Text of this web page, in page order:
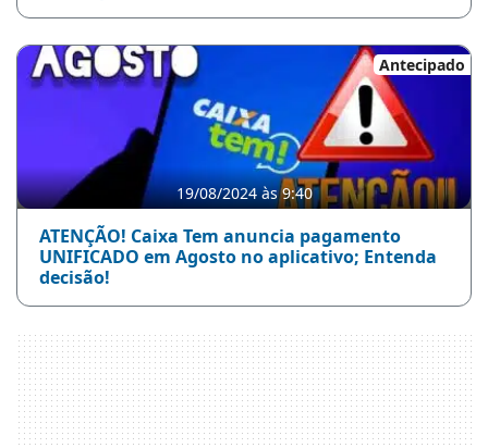
Antecipado
19/08/2024 às 9:40
ATENÇÃO! Caixa Tem anuncia pagamento
UNIFICADO em Agosto no aplicativo; Entenda
decisão!